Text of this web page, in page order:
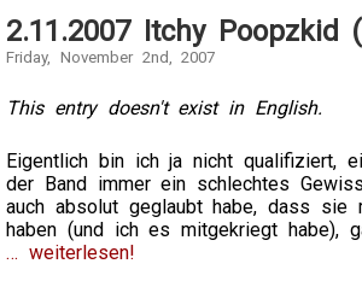
2.11.2007 Itchy Poopzkid
Friday, November 2nd, 2007
This entry doesn't exist in English.
Eigentlich bin ich ja nicht qualifiziert,
der Band immer ein schlechtes
auch absolut geglaubt habe, dass
haben (und ich es mitgekriegt habe),
… weiterlesen!